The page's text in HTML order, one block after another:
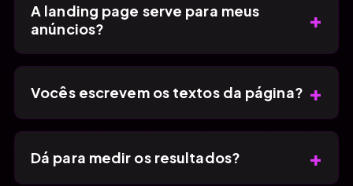
A landing page serve para meus
anúncios?
+
Vocês escrevem os textos da página? +
Dá para medir os resultados? +